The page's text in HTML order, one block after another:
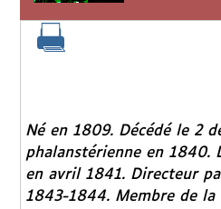
Né en 1809. Décédé le 2
phalanstérienne en 1840.
en avril 1841. Directeur
1843-1844. Membre de